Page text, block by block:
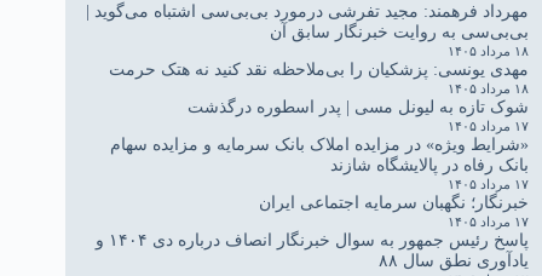
مهرداد فرهمند: مجید تفرشی درمورد بی‌بی‌سی اشتباه می‌گوید |
بی‌بی‌سی به روایت خبرنگار سابق آن
۱۸ مرداد ۱۴۰۵
مهدی یونسی: پزشکیان را بی‌ملاحظه نقد کنید نه هتک حرمت
۱۸ مرداد ۱۴۰۵
شوک تازه به لیونل مسی | پدر اسطوره درگذشت
۱۷ مرداد ۱۴۰۵
«شرایط ویژه» در مزایده املاک بانک سرمایه و مزایده سهام
بانک رفاه در پالایشگاه شازند
۱۷ مرداد ۱۴۰۵
خبرنگار؛ نگهبان سرمایه اجتماعی ایران
۱۷ مرداد ۱۴۰۵
پاسخ رئیس جمهور به سوال خبرنگار انصاف درباره دی ۱۴۰۴ و
یادآوری نطق سال ۸۸